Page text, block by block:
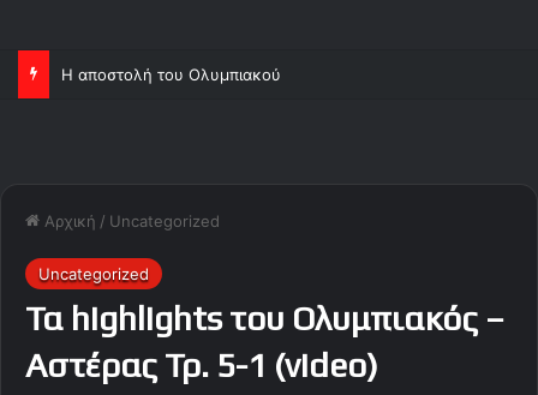
Η αποστολή του Ολυμπιακού
Αρχική / Uncategorized
Uncategorized
Τα highlights του Ολυμπιακός –
Αστέρας Τρ. 5-1 (video)